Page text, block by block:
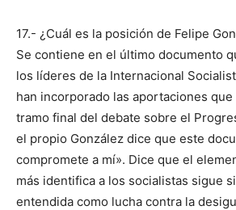
17.- ¿Cuál es la posición de Felipe
Se contiene en el último documento
los líderes de la Internacional
han incorporado las aportaciones
tramo final del debate sobre el
el propio González dice que este
compromete a mí». Dice que el
más identifica a los socialistas sigue
entendida como lucha contra la